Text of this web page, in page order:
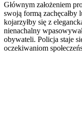
Głównym założeniem
swoją formą
kojarzyłby się z
nienachalny
obywateli. Policja staje
oczekiwaniom